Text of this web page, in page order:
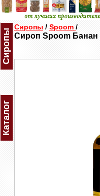
Сиропы
Каталог
Сиропы / Spoom /
Сироп Spoom